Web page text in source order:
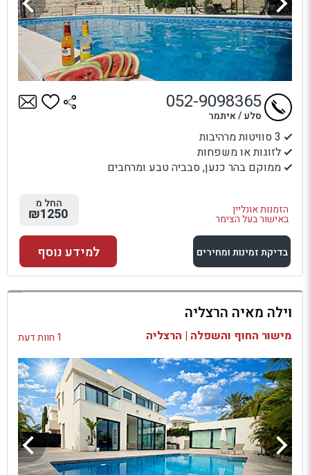
3 סוויטות מרהיבות
לזוגות או משפחות
ממוקם בהר כנען, סבביה טבע ומרחבים
הזמנות אונליין
באישור בעל הצימר
052-9098365
סלע / איתמר
החל מ
₪1250
בדיקת זמינות ומחירים
למתחם זה
בדיקת זמינות ומחירים
למידע נוסף
וילה מאיה הרצליה
מישור החוף והשפלה | הרצליה 1 חוות דעת